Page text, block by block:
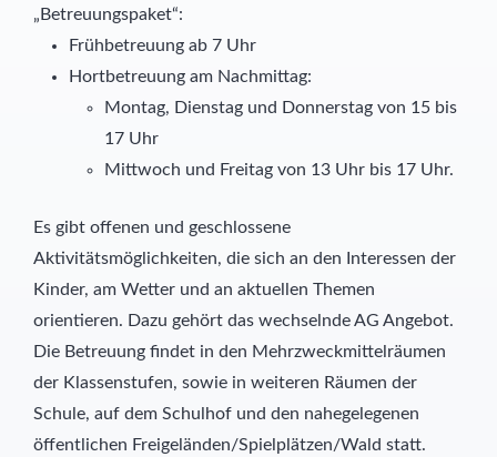
„Betreuungspaket“:
Frühbetreuung ab 7 Uhr
Hortbetreuung am Nachmittag:
Montag, Dienstag und Donnerstag von 15 bis
17 Uhr
Mittwoch und Freitag von 13 Uhr bis 17 Uhr.
Es gibt offenen und geschlossene
Aktivitätsmöglichkeiten, die sich an den Interessen der
Kinder, am Wetter und an aktuellen Themen
orientieren. Dazu gehört das wechselnde AG Angebot.
Die Betreuung findet in den Mehrzweckmittelräumen
der Klassenstufen, sowie in weiteren Räumen der
Schule, auf dem Schulhof und den nahegelegenen
öffentlichen Freigeländen/Spielplätzen/Wald statt.